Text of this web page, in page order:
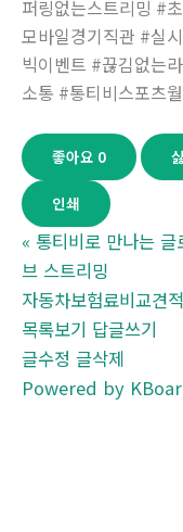
퍼링없는스트리밍 #
모바일경기직관 #실
빅이벤트 #끊김없는
소통 #통티비스포츠
좋아요 0
인쇄
« 통티비로 만나는
브 스트리밍
자동차보험료비교견
목록보기 답글쓰기
글수정 글삭제
Powered by